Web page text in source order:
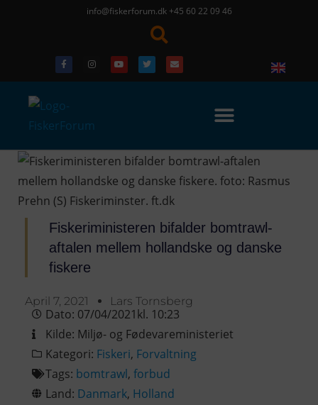
info@fiskerforum.dk +45 60 22 09 46
Fiskeriministeren bifalder bomtrawl-
aftalen mellem hollandske og danske
fiskere
April 7, 2021 Lars Tornsberg
Dato: 07/04/2021kl. 10:23
Kilde: Miljø- og Fødevareministeriet
Kategori: Fiskeri, Forvaltning
Tags: bomtrawl, forbud
Land: Danmark, Holland